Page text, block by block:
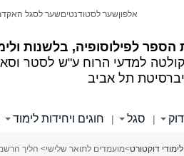
הספר לפילוסופיה, בלשנות
למדעי הרוח ע"ש לסטר
תל אביב
אלפוןשער לסטודנטיםשער לסגל
| סגל | חוגים ויחידות לימוד
לימודי דוקטורט>מועמדים לתואר שלישי> הליך